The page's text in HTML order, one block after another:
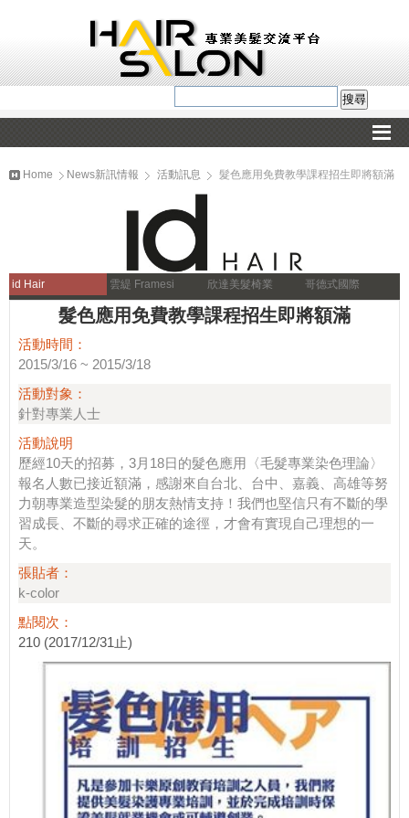
Home News新訊情報 活動訊息 髮色應用免費教學課程招生即將額滿
id Hair 雲緹 Framesi 欣達美髮椅業 哥德式國際
髮色應用免費教學課程招生即將額滿
活動時間：
2015/3/16 ~ 2015/3/18
活動對象：
針對專業人士
活動說明
歷經10天的招募，3月18日的髮色應用〈毛髮專業染色理論〉
報名人數已接近額滿，感謝來自台北、台中、嘉義、高雄等努
力朝專業造型染髮的朋友熱情支持！我們也堅信只有不斷的學
習成長、不斷的尋求正確的途徑，才會有實現自己理想的一
天。
張貼者：
k-color
點閱次：
210 (2017/12/31止)